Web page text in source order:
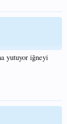
yutuyor iğneyi